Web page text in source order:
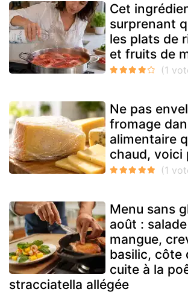
Cet
surprenant
les plats de
et fruits de
Ne pas
fromage
alimentaire
chaud, voici
Menu sans
août :
mangue,
basilic, côte
cuite à la
stracciatella allégée